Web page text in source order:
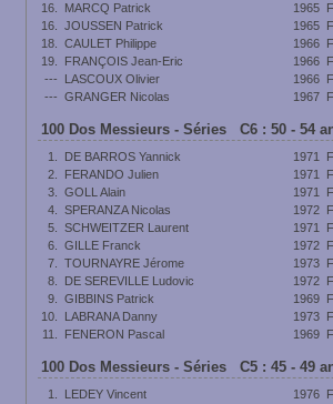
16.
MARCQ Patrick 1965
16.
JOUSSEN Patrick 1965
18.
CAULET Philippe 1966
19.
FRANÇOIS Jean-Eric 1966
---
LASCOUX Olivier 1966
--- GRANGER Nicolas 1967
100 Dos Messieurs - Séries C6 : 50 - 54
1. DE BARROS Yannick 1971
2.
FERANDO Julien 1971
3.
GOLL Alain 1971
4.
SPERANZA Nicolas 1972
5.
SCHWEITZER Laurent 1971
6.
GILLE Franck 1972
7.
TOURNAYRE Jérome 1973
8.
DE SEREVILLE Ludovic 1972
9.
GIBBINS Patrick 1969
10.
LABRANA Danny 1973
11.
FENERON Pascal 1969
100 Dos Messieurs - Séries C5 : 45 - 49
1. LEDEY Vincent 1976